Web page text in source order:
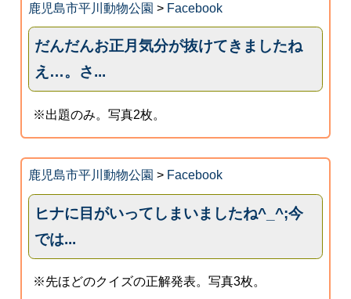
鹿児島市平川動物公園 > Facebook
だんだんお正月気分が抜けてきましたね
え…。さ...
※出題のみ。写真2枚。
鹿児島市平川動物公園 > Facebook
ヒナに目がいってしまいましたね^_^;今
では...
※先ほどのクイズの正解発表。写真3枚。